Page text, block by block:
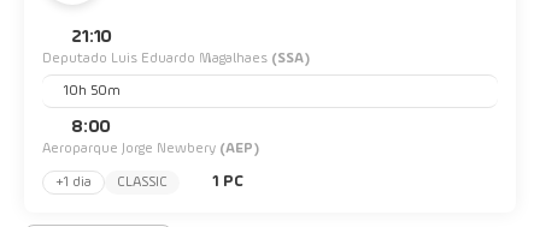
21:10
Deputado Luis Eduardo Magalhaes (SSA)
10h 50m
8:00
Aeroparque Jorge Newbery (AEP)
+1 dia CLASSIC 1 PC